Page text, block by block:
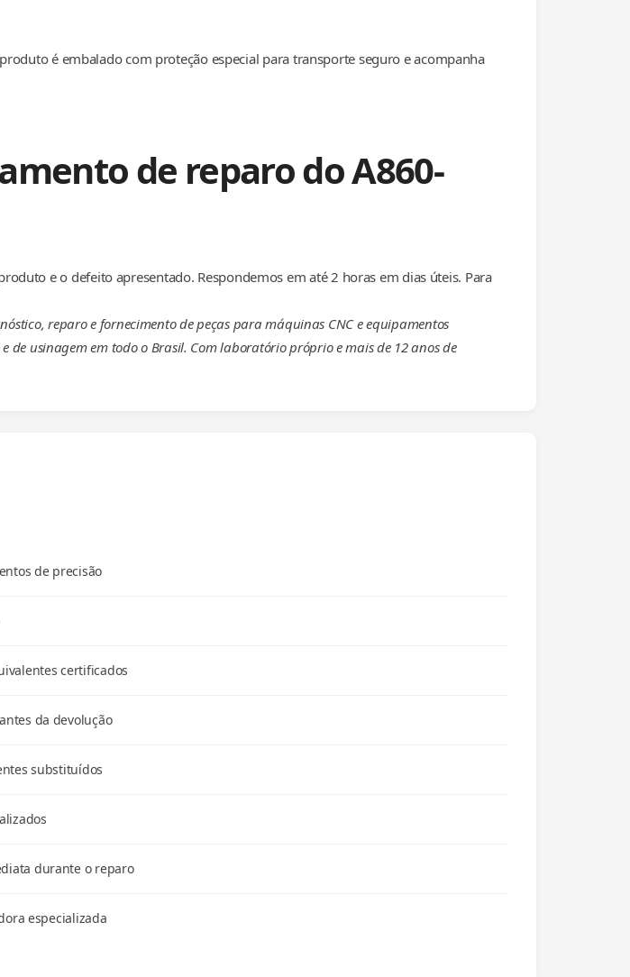
é embalado com proteção especial para transporte seguro e acompanha
de reparo do A860-
e o defeito apresentado. Respondemos em até 2 horas em dias úteis. Para
reparo e fornecimento de peças para máquinas CNC e equipamentos
usinagem em todo o Brasil. Com laboratório próprio e mais de 12 anos de
de precisão
certificados
da devolução
substituídos
durante o reparo
especializada